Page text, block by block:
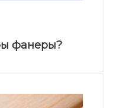
фанеры?